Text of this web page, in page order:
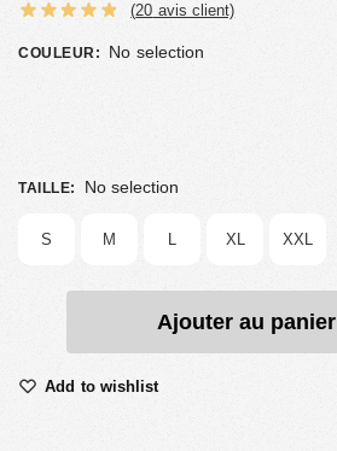
(20 avis client)
COULEUR: No selection
TAILLE: No selection
S M XL XXL
Ajouter au panier
Add to wishlist